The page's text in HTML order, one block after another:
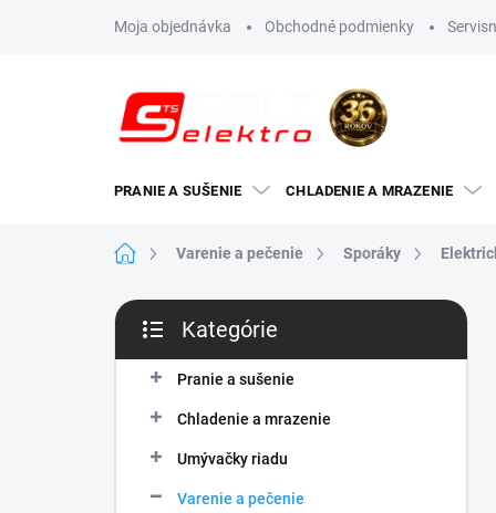
Moja objednávka Obchodné podmienky
PRANIE A SUŠENIE CHLADENIE A MRAZENIE
DomovVarenie a pečenie Sporáky
B
č
kategórie
Kategórie
Pranie a sušenie
Chladenie a mrazenie
Umývačky riadu
Varenie a pečenie